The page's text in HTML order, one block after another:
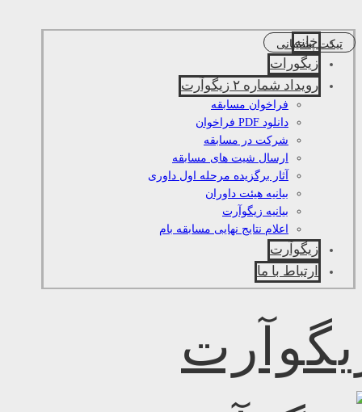
تیکت پشتیبانی
خانه
زیگورات
رویداد شماره ۲ زیگوآرت
فراخوان مسابقه
دانلود PDF فراخوان
شرکت در مسابقه
ارسال شیت های مسابقه
آثار برگزیده مرحله اول داوری
بیانیه هیئت داوران
بیانیه زیگوآرت
اعلام نتایج نهایی مسابقه بام
زیگوآرت
ارتباط با ما